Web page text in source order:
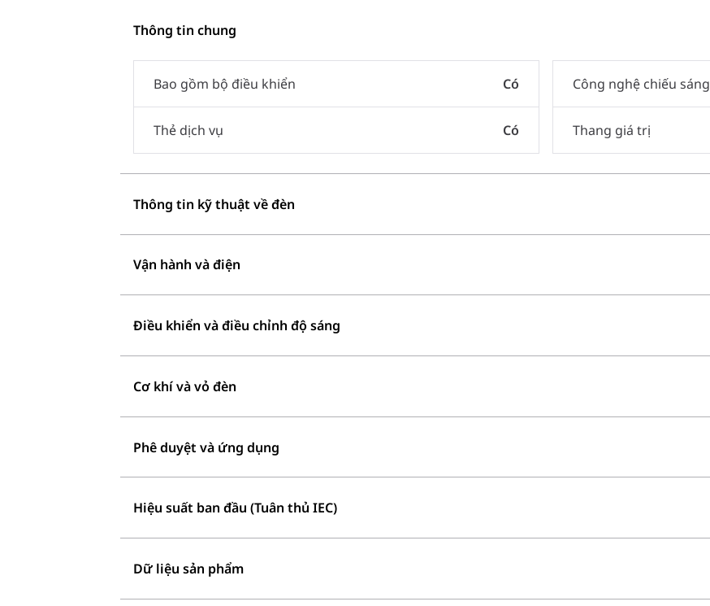
Thông tin chung
Bao gồm bộ điều khiển Có
Thẻ dịch vụ Có
Công nghệ chiếu sáng
Thang giá trị
Thông tin kỹ thuật về đèn
Vận hành và điện
Điều khiển và điều chỉnh độ sáng
Cơ khí và vỏ đèn
Phê duyệt và ứng dụng
Hiệu suất ban đầu (Tuân thủ IEC)
Dữ liệu sản phẩm